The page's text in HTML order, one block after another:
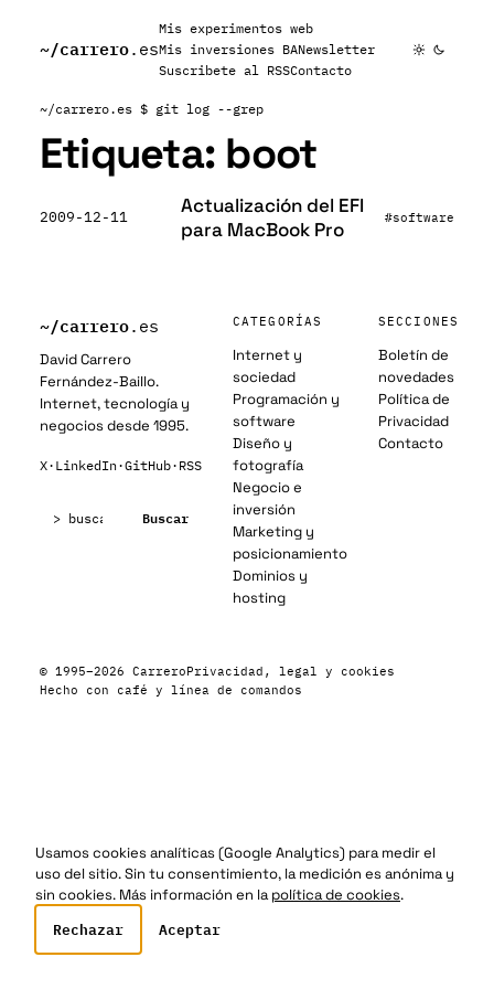
~/carrero.es
Mis experimentos web
Mis inversiones BANewsletter
Suscribete al RSSContacto
~/carrero.es $ git log --grep
Etiqueta: boot
2009-12-11
Actualización del EFI
para MacBook Pro
#software
~/carrero.es
David Carrero
Fernández-Baillo.
Internet, tecnología y
negocios desde 1995.
X· LinkedIn·GitHub· RSS
Buscar
CATEGORÍAS
Internet y
sociedad
Programación y
software
Diseño y
fotografía
Negocio e
inversión
Marketing y
posicionamiento
Dominios y
hosting
SECCIONES
Boletín de
novedades
Política de
Privacidad
Contacto
© 1995–2026 CarreroPrivacidad, legal y cookies
Hecho con café y línea de comandos
Usamos cookies analíticas (Google Analytics) para medir el
uso del sitio. Sin tu consentimiento, la medición es anónima y
sin cookies. Más información en lapolítica de cookies.
Rechazar Aceptar